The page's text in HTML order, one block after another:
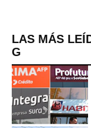
LAS MÁS
G